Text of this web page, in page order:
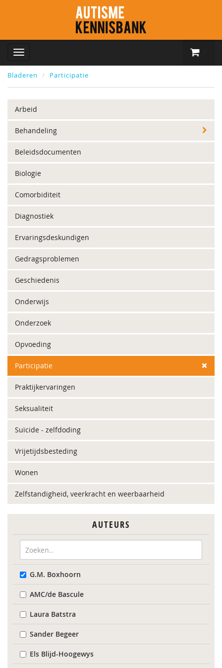
Bladeren Participatie
Arbeid
Behandeling
Beleidsdocumenten
Biologie
Comorbiditeit
Diagnostiek
Ervaringsdeskundigen
Gedragsproblemen
Geschiedenis
Onderwijs
Onderzoek
Opvoeding
Participatie
Praktijkervaringen
Seksualiteit
Suïcide - zelfdoding
Vrijetijdsbesteding
Wonen
Zelfstandigheid, veerkracht en weerbaarheid
AUTEURS
G.M. Boxhoorn
AMC/de Bascule
Laura Batstra
Sander Begeer
Els Blijd-Hoogewys